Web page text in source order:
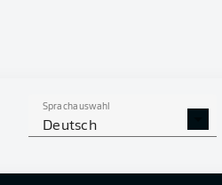
Sprachauswahl
Deutsch